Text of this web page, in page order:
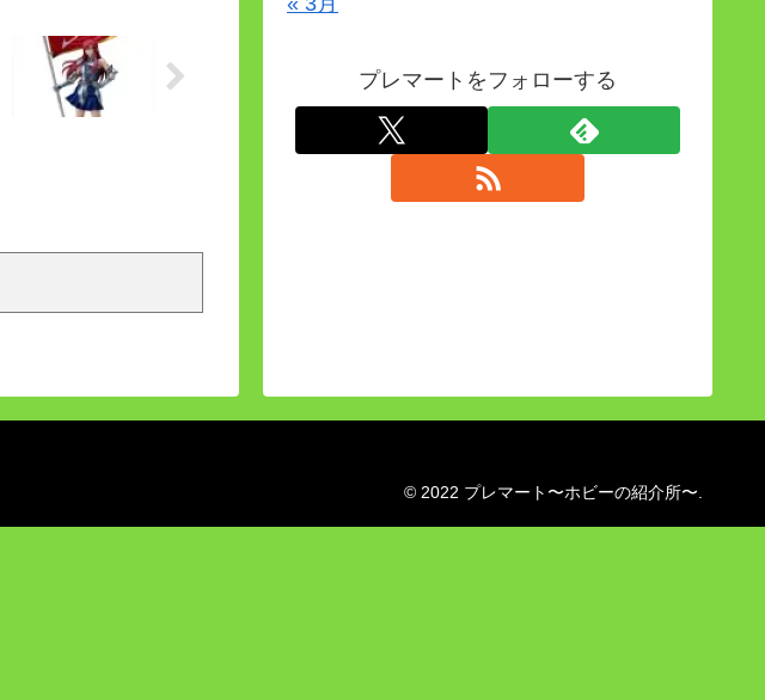
プレマートをフォローする
© 2022 プレマート〜ホビーの紹介所〜.